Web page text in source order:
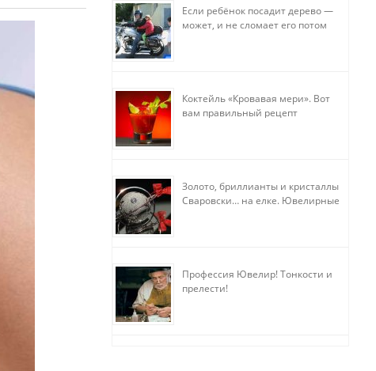
Если ребёнок посадит дерево —
может, и не сломает его потом
Коктейль «Кровавая мери». Вот
вам правильный рецепт
Золото, бриллианты и кристаллы
Сваровски… на елке. Ювелирные
Профессия Ювелир! Тонкости и
прелести!